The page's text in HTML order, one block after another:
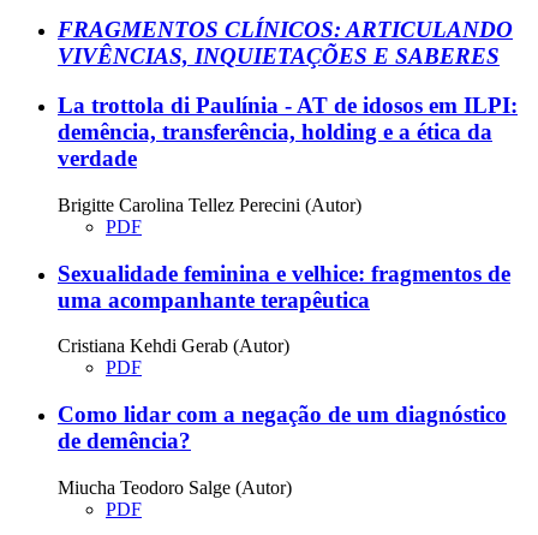
FRAGMENTOS CLÍNICOS: ARTICULANDO
VIVÊNCIAS, INQUIETAÇÕES E SABERES
La trottola di Paulínia - AT de idosos em ILPI:
demência, transferência, holding e a ética da
verdade
Brigitte Carolina Tellez Perecini (Autor)
PDF
Sexualidade feminina e velhice: fragmentos de
uma acompanhante terapêutica
Cristiana Kehdi Gerab (Autor)
PDF
Como lidar com a negação de um diagnóstico
de demência?
Miucha Teodoro Salge (Autor)
PDF